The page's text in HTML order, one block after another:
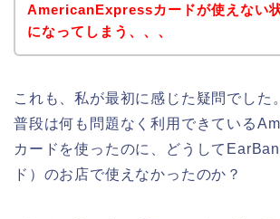
AmericanExpressカードが使えない
になってしまう、、、
これも、私が最初に感じた疑問でした
普段は何も問題なく利用できている
カードを使ったのに、どうして
ド）のお店で使えなかったのか？